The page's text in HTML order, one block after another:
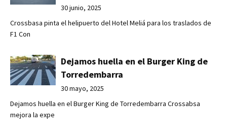
30 junio, 2025
Crossbasa pinta el helipuerto del Hotel Meliá para los traslados de
F1 Con
Dejamos huella en el Burger King de
Torredembarra
30 mayo, 2025
Dejamos huella en el Burger King de Torredembarra Crossabsa
mejora la expe